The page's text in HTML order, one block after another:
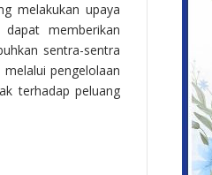
melakukan upaya
memberikan
sentra-sentra
pengelolaan
terhadap peluang